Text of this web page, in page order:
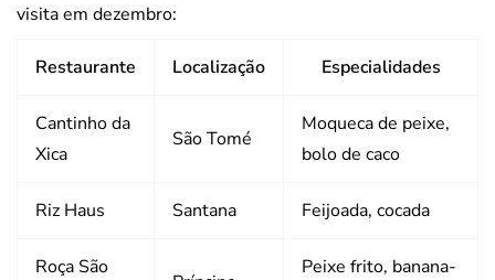
visita em dezembro:
Restaurante Localização Especialidades
Cantinho da
Xica
São Tomé
Moqueca de peixe,
bolo de caco
Riz Haus Santana Feijoada, cocada
Roça São
Peixe frito, banana-